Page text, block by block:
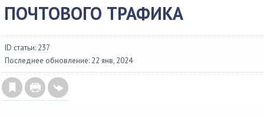
ПОЧТОВОГО ТРАФИКА
ID статьи: 237
Последнее обновление: 22 янв, 2024